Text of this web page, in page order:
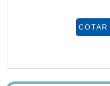
COTAR